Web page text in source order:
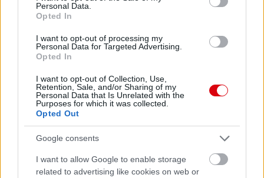
Personal Data.
Opted In
I want to opt-out of processing my
Personal Data for Targeted Advertising.
Opted In
I want to opt-out of Collection, Use,
Retention, Sale, and/or Sharing of my
Personal Data that Is Unrelated with the
Purposes for which it was collected.
Opted Out
Google consents
I want to allow Google to enable storage
related to advertising like cookies on web or